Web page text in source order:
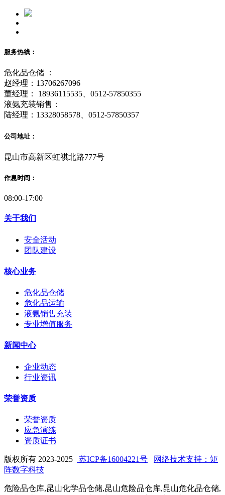
服务热线：
危化品仓储 ：
赵经理：13706267096
董经理： 18936115535、0512-57850355
液氨充装销售：
陆经理：13328058578、0512-57850357
公司地址：
昆山市高新区虹祺北路777号
作息时间：
08:00-17:00
关于我们
安全活动
团队建设
核心业务
危化品仓储
危化品运输
液氨销售充装
专业增值服务
新闻中心
企业动态
行业资讯
荣誉资质
荣誉资质
应急演练
资质证书
版权所有 2023-2025 苏ICP备16004221号
网络技术支持：矩
阵数字科技
危险品仓库,昆山化学品仓储,昆山危险品仓库,昆山危化品仓储,